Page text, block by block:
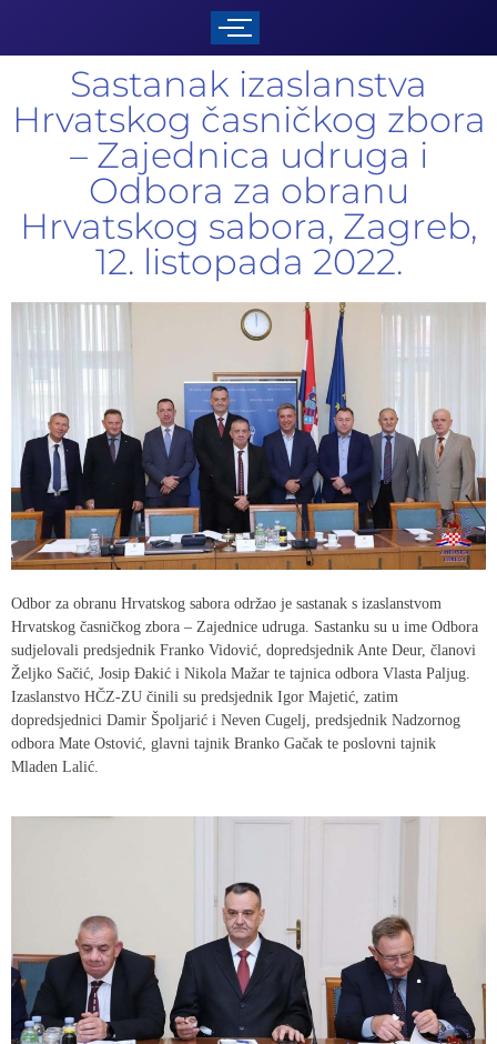
Sastanak izaslanstva
Hrvatskog časničkog zbora
– Zajednica udruga i
Odbora za obranu
Hrvatskog sabora, Zagreb,
12. listopada 2022.
Odbor za obranu Hrvatskog sabora održao je sastanak s izaslanstvom
Hrvatskog časničkog zbora – Zajednice udruga. Sastanku su u ime Odbora
sudjelovali predsjednik Franko Vidović, dopredsjednik Ante Deur, članovi
Željko Sačić, Josip Đakić i Nikola Mažar te tajnica odbora Vlasta Paljug.
Izaslanstvo HČZ-ZU činili su predsjednik Igor Majetić, zatim
dopredsjednici Damir Špoljarić i Neven Cugelj, predsjednik Nadzornog
odbora Mate Ostović, glavni tajnik Branko Gačak te poslovni tajnik
Mladen Lalić.